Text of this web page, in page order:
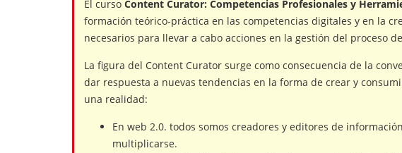
El curso Content Curator: Competencias Profesionales y
formación teórico-práctica en las competencias digitales y en la
necesarios para llevar a cabo acciones en la gestión del proceso
La figura del Content Curator surge como consecuencia de la
dar respuesta a nuevas tendencias en la forma de crear y
una realidad:
En web 2.0. todos somos creadores y editores de
multiplicarse.